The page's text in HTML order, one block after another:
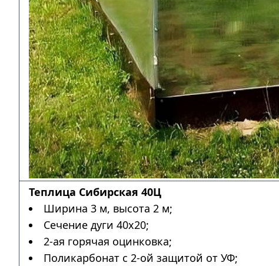
Теплица Сибирская 40Ц
Ширина 3 м, высота 2 м;
Сечение дуги 40х20;
2-ая горячая оцинковка;
Поликарбонат с 2-ой защитой от УФ;